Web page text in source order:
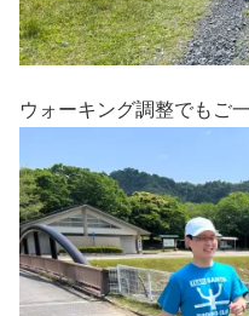
ウォーキング調整でもご